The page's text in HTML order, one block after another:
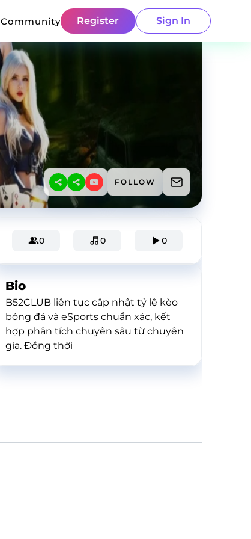
Community Register Sign In
FOLLOW
0 0 0
Bio
B52CLUB liên tục cập nhật tỷ lệ kèo
bóng đá và eSports chuẩn xác, kết
hợp phân tích chuyên sâu từ chuyên
gia. Đồng thời